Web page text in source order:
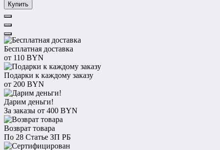
Купить
Бесплатная доставка
от 110 BYN
Подарки к каждому заказу
от 200 BYN
Дарим деньги!
За заказы от 400 BYN
Возврат товара
По 28 Статье ЗП РБ